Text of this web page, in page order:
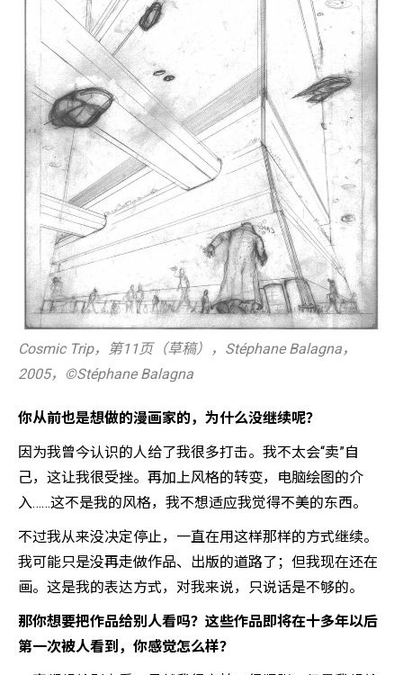
Cosmic Trip，第11页（草稿），Stéphane Balagna，
2005，©️Stéphane Balagna
你从前也是想做的漫画家的，为什么没继续呢？
因为我曾今认识的人给了我很多打击。我不太会“卖”自
己，这让我很受挫。再加上风格的转变，电脑绘图的介
入……这不是我的风格，我不想适应我觉得不美的东西。
不过我从来没决定停止，一直在用这样那样的方式继续。
我可能只是没再走做作品、出版的道路了；但我现在还在
画。这是我的表达方式，对我来说，只说话是不够的。
那你想要把作品给别人看吗？这些作品即将在十多年以后
第一次被人看到，你感觉怎么样？